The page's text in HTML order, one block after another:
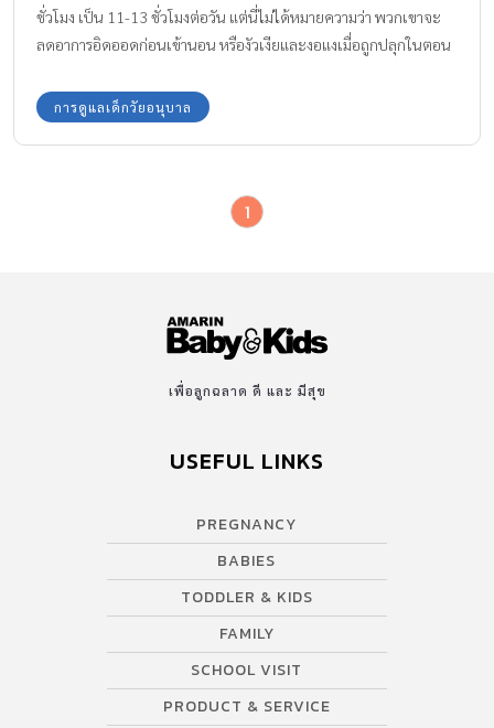
ชั่วโมง เป็น 11-13 ชั่วโมงต่อวัน แต่นี่ไม่ได้หมายความว่า พวกเขาจะ
ลดอาการอิดออดก่อนเข้านอน หรืองัวเงียและงอแงเมื่อถูกปลุกในตอน
การดูแลเด็กวัยอนุบาล
1
เพื่อลูกฉลาด ดี และ มีสุข
USEFUL LINKS
PREGNANCY
BABIES
TODDLER & KIDS
FAMILY
SCHOOL VISIT
PRODUCT & SERVICE